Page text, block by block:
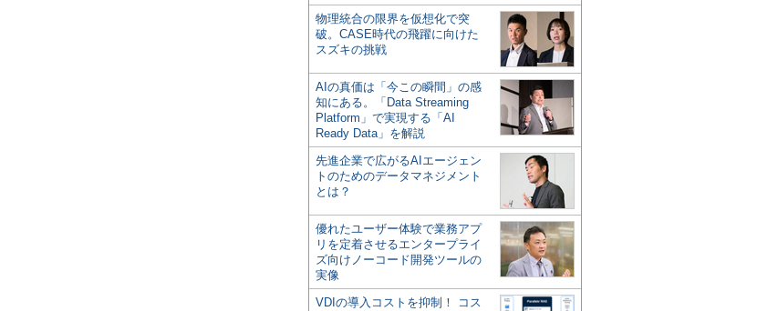
物理統合の限界を仮想化で突
破。CASE時代の飛躍に向けた
スズキの挑戦
AIの真価は「今この瞬間」の感
知にある。「Data Streaming
Platform」で実現する「AI
Ready Data」を解説
先進企業で広がるAIエージェン
トのためのデータマネジメント
とは？
優れたユーザー体験で業務アプ
リを定着させるエンタープライ
ズ向けノーコード開発ツールの
実像
VDIの導入コストを抑制！ コス